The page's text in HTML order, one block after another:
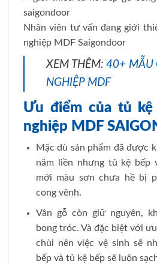
Nhân viên tư vấn đang giới
nghiệp MDF Saigondoor
XEM THÊM: 40+ MẪU
NGHIỆP MDF
Ưu điểm của tủ
nghiệp MDF
Mặc dù sản phẩm đã được
năm liền nhưng tủ kệ bếp
mới màu sơn chưa hề bị
cong vênh.
Vân gỗ còn giữ nguyên,
bong tróc. Và đặc biệt với
chùi nên việc vệ sinh sẽ
bếp và tủ kệ bếp sẽ luôn